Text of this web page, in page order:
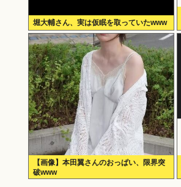
堀大輔さん、実は仮眠を取っていたwww
【画像】本田翼さんのおっぱい、限界突
破www